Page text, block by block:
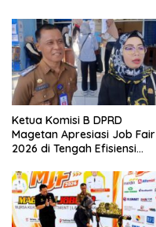
Ketua Komisi B DPRD
Magetan Apresiasi Job Fair
2026 di Tengah Efisiensi